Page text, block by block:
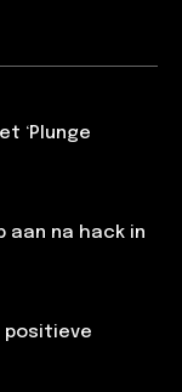
‘Plunge
na hack in
positieve